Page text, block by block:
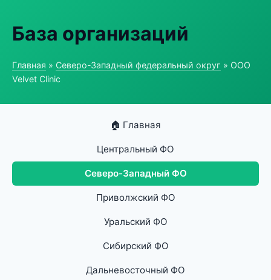
База организаций
Главная » Северо-Западный федеральный округ » ООО
Velvet Clinic
🏠 Главная
Центральный ФО
Северо-Западный ФО
Приволжский ФО
Уральский ФО
Сибирский ФО
Дальневосточный ФО